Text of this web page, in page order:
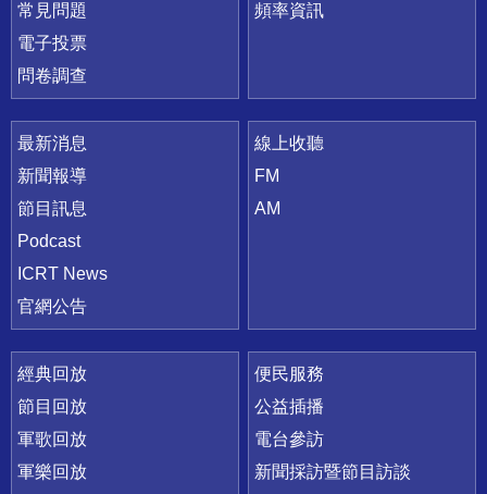
常見問題
電子投票
問卷調查
頻率資訊
最新消息
新聞報導
節目訊息
Podcast
ICRT News
官網公告
線上收聽
FM
AM
經典回放
節目回放
軍歌回放
軍樂回放
便民服務
公益插播
電台參訪
新聞採訪暨節目訪談